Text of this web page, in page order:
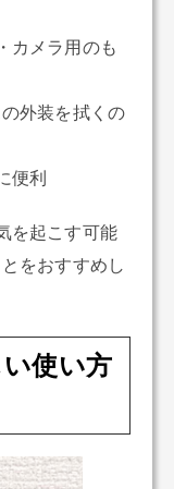
カメラ用のも
の外装を拭くの
便利
を起こす可能
をおすすめし
使い方